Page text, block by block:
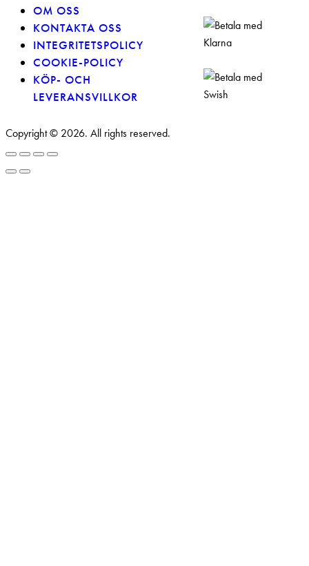
OM OSS
KONTAKTA OSS
INTEGRITETSPOLICY
COOKIE-POLICY
KÖP- OCH
LEVERANSVILLKOR
Copyright © 2026. All rights reserved.